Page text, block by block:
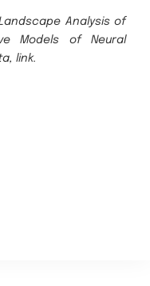
Analysis of
Models of Neural
link.